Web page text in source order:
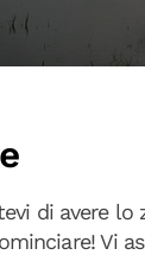
di avere
Vi